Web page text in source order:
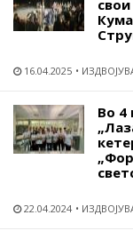
16.04.2025
Во 4
22.04.2024